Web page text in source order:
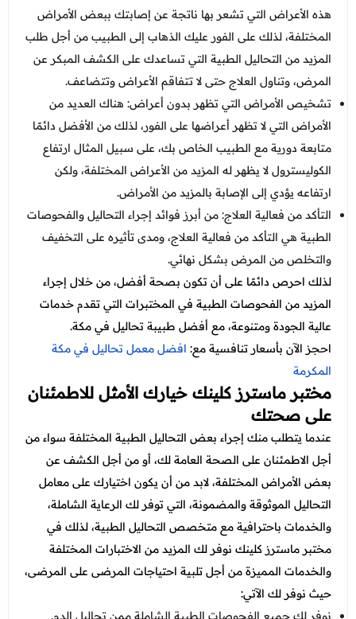
عروض العلاج الطبيعي
هذه الأعراض التي تشعر بها ناتجة عن إصابتك ببعض الأمراض
المختلفة، لذلك على الفور عليك الذهاب إلى الطبيب من أجل طلب
المزيد من التحاليل الطبية التي تساعدك على الكشف المبكر عن
المرض، وتناول العلاج حتى لا تتفاقم الأعراض وتتضاعف.
تشخيص الأمراض التي تظهر بدون أعراض: هناك العديد من
الأمراض التي لا تظهر أعراضها على الفور، لذلك من الأفضل دائمًا
متابعة دورية مع الطبيب الخاص بك، على سبيل المثال ارتفاع
الكوليسترول لا يظهر له المزيد من الأعراض المختلفة، ولكن
ارتفاعه يؤدي إلى الإصابة بالمزيد من الأمراض.
التأكد من فعالية العلاج: من أبرز فوائد إجراء التحاليل والفحوصات
الطبية هي التأكد من فعالية العلاج، ومدى تأثيره على التخفيف
والتخلص من المرض بشكل نهائي.
لذلك احرص دائمًا على أن تكون بصحة أفضل، من خلال إجراء
المزيد من الفحوصات الطبية في المختبرات التي تقدم خدمات
عالية الجودة ومتنوعة، مع أفضل طبيبة تحاليل في مكة.
احجز الآن بأسعار تنافسية مع:افضل معمل تحاليل في مكة
المكرمة
مختبر ماسترز كلينك خيارك الأمثل للاطمئنان
على صحتك
عندما يتطلب منك إجراء بعض التحاليل الطبية المختلفة سواء من
أجل الاطمئنان على الصحة العامة لك، أو من أجل الكشف عن
بعض الأمراض المختلفة، لابد من أن يكون اختيارك على معامل
التحاليل الموثوقة والمضمونة، التي توفر لك الرعاية الشاملة،
والخدمات باحترافية مع متخصص التحاليل الطبية، لذلك في
مختبر ماسترز كلينك نوفر لك المزيد من الاختبارات المختلفة
والخدمات المميزة من أجل تلبية احتياجات المرضى على المرضى،
حيث نوفر لك الآتي:
نوفر لك جميع الفحوصات الطبية الشاملة ممن تحاليل الدم.